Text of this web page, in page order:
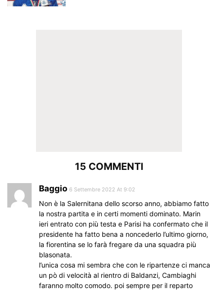
15 COMMENTI
Baggio 6 Settembre 2022 At 9:02
Non è la Salernitana dello scorso anno, abbiamo fatto
la nostra partita e in certi momenti dominato. Marin
ieri entrato con più testa e Parisi ha confermato che il
presidente ha fatto bena a noncederlo l’ultimo giorno,
la fiorentina se lo farà fregare da una squadra più
blasonata.
l’unica cosa mi sembra che con le ripartenze ci manca
un pò di velocità al rientro di Baldanzi, Cambiaghi
faranno molto comodo. poi sempre per il reparto